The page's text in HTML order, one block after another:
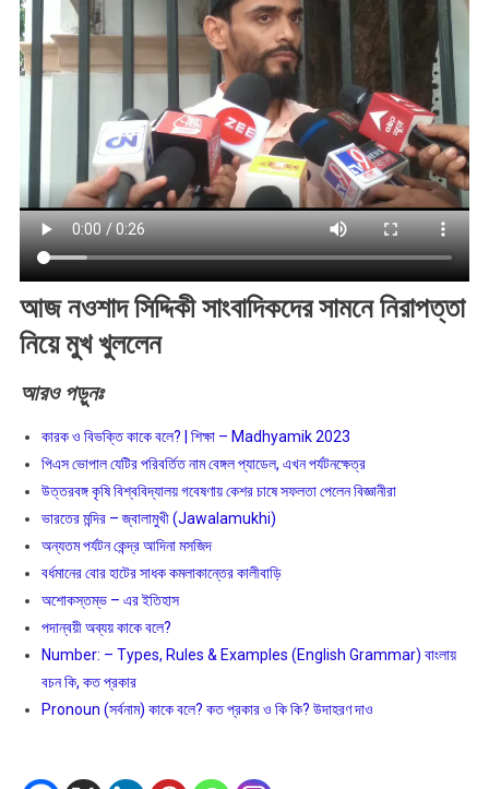
আজ নওশাদ সিদ্দিকী সাংবাদিকদের সামনে নিরাপত্তা
নিয়ে মুখ খুললেন
আরও পড়ুনঃ
কারক ও বিভক্তি কাকে বলে? | শিক্ষা – Madhyamik 2023
পিএস ভোপাল যেটির পরিবর্তিত নাম বেঙ্গল প্যাডেল, এখন পর্যটনক্ষেত্র
উত্তরবঙ্গ কৃষি বিশ্ববিদ্যালয় গবেষণায় কেশর চাষে সফলতা পেলেন বিজ্ঞানীরা
ভারতের মন্দির – জ্বালামুখী (Jawalamukhi)
অন্যতম পর্যটন কেন্দ্র আদিনা মসজিদ
বর্ধমানের বোর হাটের সাধক কমলাকান্তের কালীবাড়ি
অশােকস্তম্ভ – এর ইতিহাস
পদান্বয়ী অব্যয় কাকে বলে?
Number: – Types, Rules & Examples (English Grammar) বাংলায়
বচন কি, কত প্রকার
Pronoun (সর্বনাম) কাকে বলে? কত প্রকার ও কি কি? উদাহরণ দাও